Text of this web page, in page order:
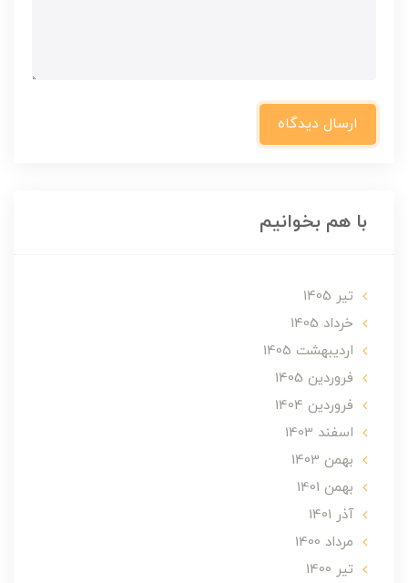
ارسال دیدگاه
با هم بخوانیم
تير 1405
خرداد 1405
ارديبهشت 1405
فروردین 1405
فروردین 1404
اسفند 1403
بهمن 1403
بهمن 1401
آذر 1401
مرداد 1400
تير 1400